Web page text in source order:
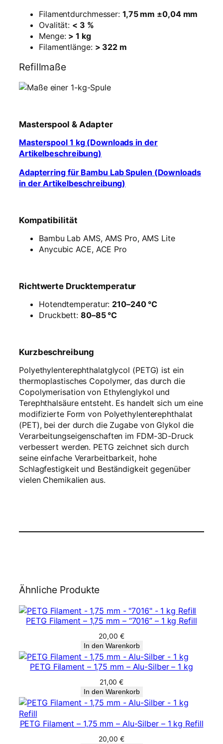
Filamentdurchmesser: 1,75 mm ±0,04 mm
Ovalität: < 3 %
Menge: > 1 kg
Filamentlänge: > 322 m
Refillmaße
Masterspool & Adapter
Masterspool 1 kg (Downloads in der
Artikelbeschreibung)
Adapterring für Bambu Lab Spulen (Downloads
in der Artikelbeschreibung)
Kompatibilität
Bambu Lab AMS, AMS Pro, AMS Lite
Anycubic ACE, ACE Pro
Richtwerte Drucktemperatur
Hotendtemperatur: 210–240 °C
Druckbett: 80–85 °C
Kurzbeschreibung
Polyethylenterephthalatglycol (PETG) ist ein
thermoplastisches Copolymer, das durch die
Copolymerisation von Ethylenglykol und
Terephthalsäure entsteht. Es handelt sich um eine
modifizierte Form von Polyethylenterephthalat
(PET), bei der durch die Zugabe von Glykol die
Verarbeitungseigenschaften im FDM-3D-Druck
verbessert werden. PETG zeichnet sich durch
seine einfache Verarbeitbarkeit, hohe
Schlagfestigkeit und Beständigkeit gegenüber
vielen Chemikalien aus.
Ähnliche Produkte
PETG Filament – 1,75 mm – “7016” – 1 kg Refill
20,00 €
In den Warenkorb
PETG Filament – 1,75 mm – Alu-Silber – 1 kg
21,00€
In den Warenkorb
PETG Filament – 1,75 mm – Alu-Silber – 1 kg Refill
20,00 €